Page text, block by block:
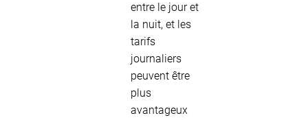
entre le jour et
la nuit, et les
tarifs
journaliers
peuvent être
plus
avantageux